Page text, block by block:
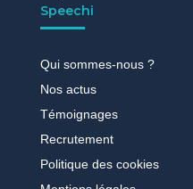
Speechi
Qui sommes-nous ?
Nos actus
Témoignages
Recrutement
Politique des cookies